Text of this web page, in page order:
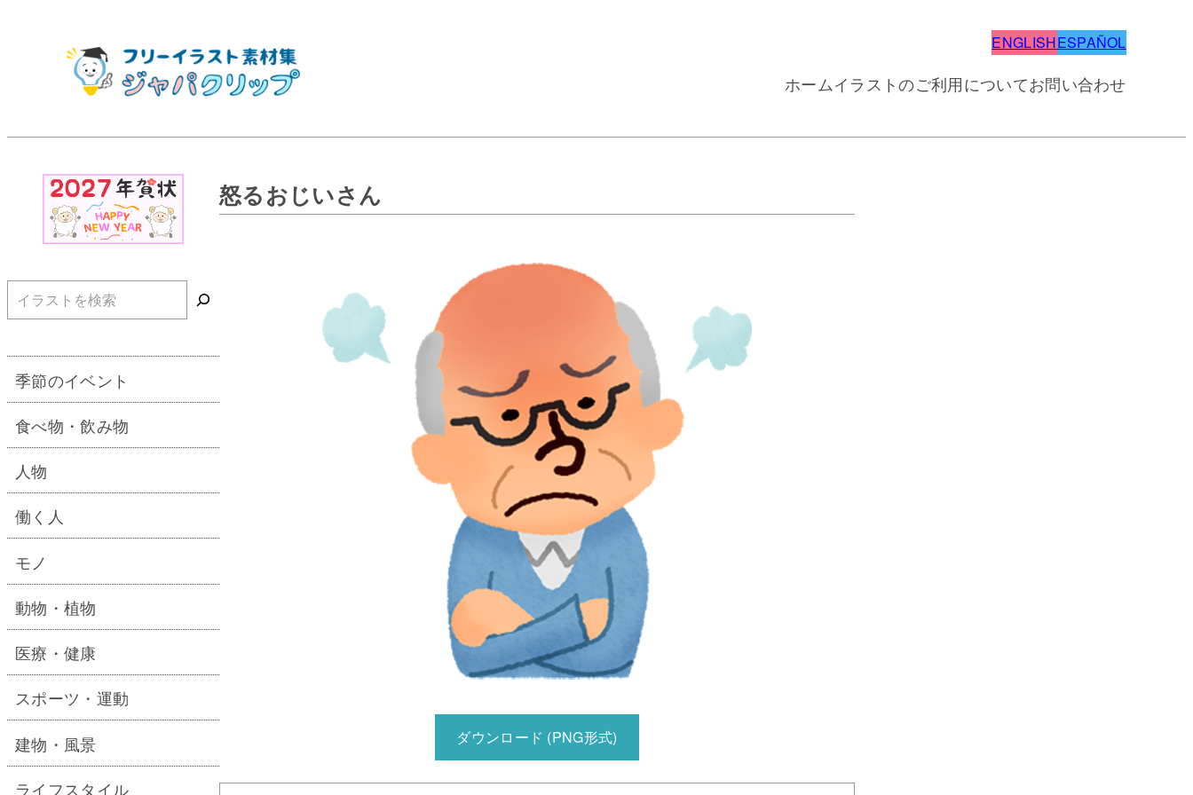
ENGLISHESPAÑOL
ホームイラストのご利用についてお問い合わせ
怒るおじいさん
ダウンロード (PNG形式)
検索
季節のイベント
食べ物・飲み物
人物
働く人
モノ
動物・植物
医療・健康
スポーツ・運動
建物・風景
ライフスタイル